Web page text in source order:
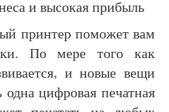
и высокая прибыль
принтер поможет вам
По мере того как
и новые вещи
одна цифровая печатная